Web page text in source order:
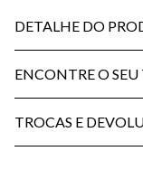
DETALHE DO
ENCONTRE O
TROCAS E